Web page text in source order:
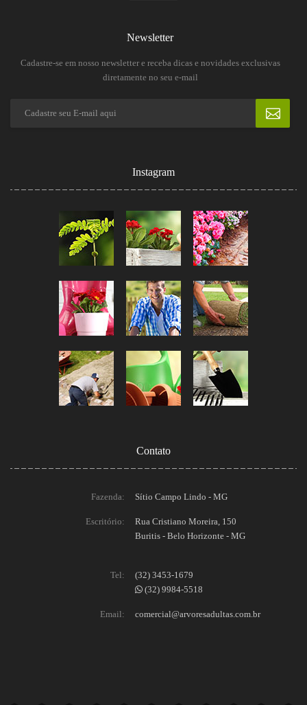
Newsletter
Cadastre-se em nosso newsletter e receba dicas e novidades exclusivas
diretamente no seu e-mail
Instagram
Contato
Fazenda: Sítio Campo Lindo - MG
Escritório:
Rua Cristiano Moreira, 150
Buritis - Belo Horizonte - MG
Tel:
(32) 3453-1679
(32) 9984-5518
Email: comercial@arvoresadultas.com.br